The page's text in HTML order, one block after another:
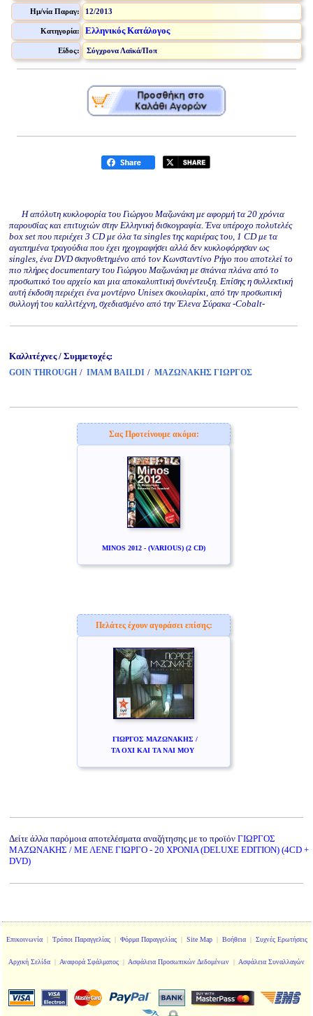
Ημ/νία Παραγ: 12/2013
Κατηγορία: Ελληνικός Κατάλογος
Είδος: Σύγχρονα Λαϊκά/Ποπ
Η απόλυτη κυκλοφορία του Γιώργου Μαζωνάκη με αφορμή τα 20 χρόνια
παρουσίας και επιτυχιών στην Ελληνική δισκογραφία. Ένα υπέροχο πολυτελές
box set που περιέχει 3 CD με όλα τα singles της καριέρας του, 1 CD με τα
αγαπημένα τραγούδια που έχει ηχογραφήσει αλλά δεν κυκλοφόρησαν ως
singles, ένα DVD σκηνοθετημένο από τον Κωνσταντίνο Ρήγο που αποτελεί το
πιο πλήρες documentary του Γιώργου Μαζωνάκη με σπάνια πλάνα από το
προσωπικό του αρχείο και μια αποκαλυπτική συνέντευξη. Επίσης η συλλεκτική
αυτή έκδοση περιέχει ένα μοντέρνο Unisex σκουλαρίκι, από την προσωπική
συλλογή του καλλιτέχνη, σχεδιασμένο από την Έλενα Σύρακα -Cobalt-
Καλλιτέχνες / Συμμετοχές:
GOIN THROUGH / IMAM BAILDI / ΜΑΖΩΝΑΚΗΣ ΓΙΩΡΓΟΣ
Σας Προτείνουμε ακόμα:
MINOS 2012 - (VARIOUS) (2 CD)
Πελάτες έχουν αγοράσει επίσης:
ΓΙΩΡΓΟΣ ΜΑΖΩΝΑΚΗΣ /
ΤΑ ΟΧΙ ΚΑΙ ΤΑ ΝΑΙ ΜΟΥ
Δείτε άλλα παρόμοια αποτελέσματα αναζήτησης με το προϊόν ΓΙΩΡΓΟΣ
ΜΑΖΩΝΑΚΗΣ / ΜΕ ΛΕΝΕ ΓΙΩΡΓΟ - 20 ΧΡΟΝΙΑ (DELUXE EDITION) (4CD +
DVD)
Επικοινωνία| Τρόποι Παραγγελίας| Φόρμα Παραγγελίας| Site Map| Βοήθεια| Συχνές Ερωτήσεις
Αρχική Σελίδα | Αναφορά Σφάλματος | Ασφάλεια Προσωπικών Δεδομένων | Ασφάλεια Συναλλαγών